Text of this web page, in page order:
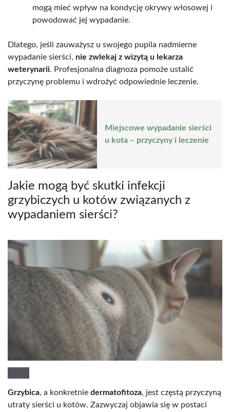
mogą mieć wpływ na kondycję okrywy włosowej i
powodować jej wypadanie.
Dlatego, jeśli zauważysz u swojego pupila nadmierne
wypadanie sierści, nie zwlekaj z wizytą u lekarza
weterynarii. Profesjonalna diagnoza pomoże ustalić
przyczynę problemu i wdrożyć odpowiednie leczenie.
Miejscowe wypadanie sierści
u kota – przyczyny i leczenie
Jakie mogą być skutki infekcji
grzybiczych u kotów związanych z
wypadaniem sierści?
Grzybica, a konkretnie dermatofitoza, jest częstą przyczyną
utraty sierści u kotów. Zazwyczaj objawia się w postaci